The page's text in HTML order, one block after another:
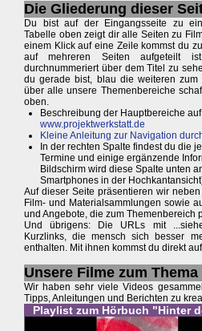
Die Gliederung dieser
Du bist auf der Eingangsseite zu
Tabelle oben zeigt dir alle Seiten zu
einem Klick auf eine Zeile kommst du
auf mehreren Seiten aufgeteilt
durchnummeriert über dem Titel zu
du gerade bist, blau die weiteren zum
über alle unsere Themenbereiche
oben.
Beschreibung der Hauptbereiche
www.projektwerkstatt.de
Kleine Anleitung zur Navigation
In der rechten Spalte findest du die
Termine und einige ergänzende
Bildschirm wird diese Spalte unten
Smartphones in der
Auf dieser Seite präsentieren wir
Film- und Materialsammlungen sowie
und Angebote, die zum Themenbereich
Und übrigens: Die URLs mit
Kurzlinks, die mensch sich besser
enthalten. Mit ihnen kommst du direkt
Unsere Filme zum Thema
Wir haben sehr viele Videos
Tipps, Anleitungen und Berichten zu
Playlist zum Hörbuch "Hinter